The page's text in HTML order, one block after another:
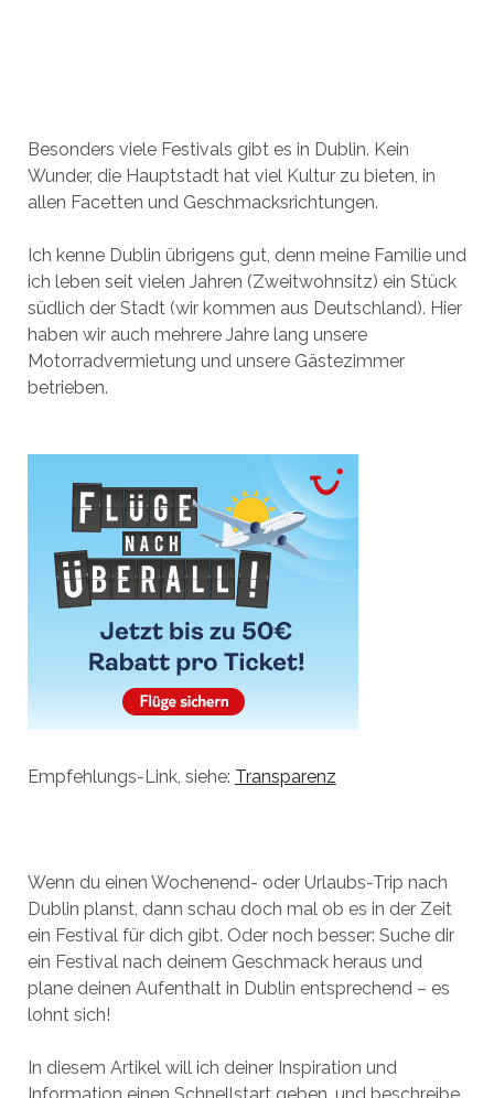
Besonders viele Festivals gibt es in Dublin. Kein
Wunder, die Hauptstadt hat viel Kultur zu bieten, in
allen Facetten und Geschmacksrichtungen.
Ich kenne Dublin übrigens gut, denn meine Familie und
ich leben seit vielen Jahren (Zweitwohnsitz) ein Stück
südlich der Stadt (wir kommen aus Deutschland). Hier
haben wir auch mehrere Jahre lang unsere
Motorradvermietung und unsere Gästezimmer
betrieben.
Empfehlungs-Link, siehe: Transparenz
Wenn du einen Wochenend- oder Urlaubs-Trip nach
Dublin planst, dann schau doch mal ob es in der Zeit
ein Festival für dich gibt. Oder noch besser: Suche dir
ein Festival nach deinem Geschmack heraus und
plane deinen Aufenthalt in Dublin entsprechend – es
lohnt sich!
In diesem Artikel will ich deiner Inspiration und